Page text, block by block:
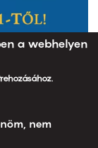
a webhelyen
nem